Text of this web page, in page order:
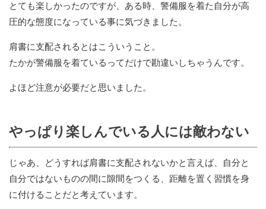
とても楽しかったのですが、ある時、警備服を着た自分が高
圧的な態度になっている事に気づきました。
肩書に支配されるとはこういうこと。
たかが警備服を着ているってだけで勘違いしちゃうんです。
よほど注意が必要だと思いました。
やっぱり楽しんでいる人には敵わない
じゃあ、どうすれば肩書に支配されないかと言えば、自分と
自分ではないものの間に隙間をつくる、距離を置く習慣を身
に付けることだと考えています。